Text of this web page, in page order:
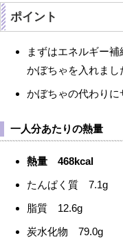
ポイント
まずはエネルギー
かぼちゃを入れまし
かぼちゃの代わりに
一人分あたりの熱量
熱量 468kcal
たんぱく質 7.1g
脂質 12.6g
炭水化物 79.0g